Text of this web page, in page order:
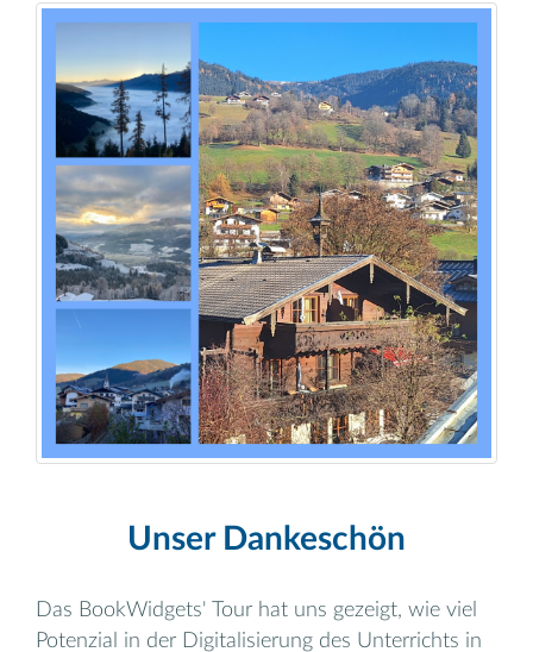
Unser Dankeschön
Das BookWidgets' Tour hat uns gezeigt, wie viel
Potenzial in der Digitalisierung des Unterrichts in